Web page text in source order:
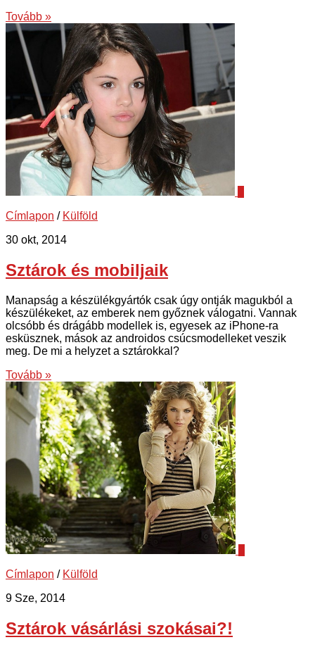
Tovább »
Címlapon / Külföld
30 okt, 2014
Sztárok és mobiljaik
Manapság a készülékgyártók csak úgy ontják magukból a
készülékeket, az emberek nem győznek válogatni. Vannak
olcsóbb és drágább modellek is, egyesek az iPhone-ra
esküsznek, mások az androidos csúcsmodelleket veszik
meg. De mi a helyzet a sztárokkal?
Tovább »
Címlapon / Külföld
9 Sze, 2014
Sztárok vásárlási szokásai?!